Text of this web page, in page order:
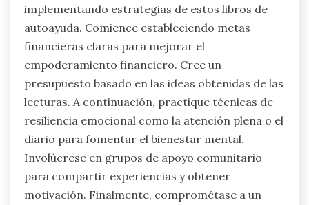
implementando estrategias de estos libros de
autoayuda. Comience estableciendo metas
financieras claras para mejorar el
empoderamiento financiero. Cree un
presupuesto basado en las ideas obtenidas de las
lecturas. A continuación, practique técnicas de
resiliencia emocional como la atención plena o el
diario para fomentar el bienestar mental.
Involúcrese en grupos de apoyo comunitario
para compartir experiencias y obtener
motivación. Finalmente, comprométase a un